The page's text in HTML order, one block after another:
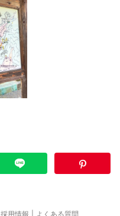
採用情報 よくある質問